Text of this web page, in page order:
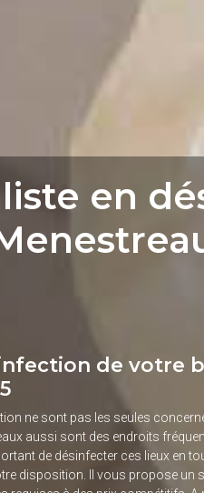
en
de votre
ne sont pas les seules
aussi sont des endroits
de désinfecter ces lieux en
disposition. Il vous propose un